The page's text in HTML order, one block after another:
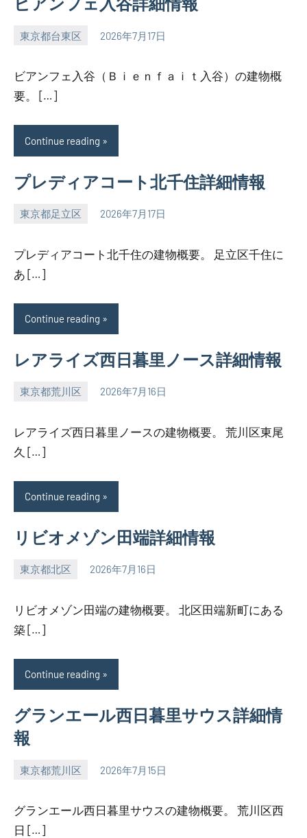
東京都台東区 2026年7月17日
SEZIMO
ビアンフェ入谷（Ｂｉｅｎｆａｉｔ入谷）の建物概
要。 […]
Continue reading
プレディアコート北千住詳細情報
東京都足立区 2026年7月17日
SEZIMO
プレディアコート北千住の建物概要。 足立区千住に
あ […]
Continue reading
レアライズ西日暮里ノース詳細情報
東京都荒川区 2026年7月16日
SEZIMO
レアライズ西日暮里ノースの建物概要。 荒川区東尾
久 […]
Continue reading
リビオメゾン田端詳細情報
東京都北区 2026年7月16日
SEZIMO
リビオメゾン田端の建物概要。 北区田端新町にある
築 […]
Continue reading
グランエール西日暮里サウス詳細情
報
東京都荒川区 2026年7月15日
SEZIMO
グランエール西日暮里サウスの建物概要。 荒川区西
日 […]